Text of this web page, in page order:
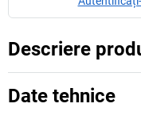
Descriere
Date tehnice